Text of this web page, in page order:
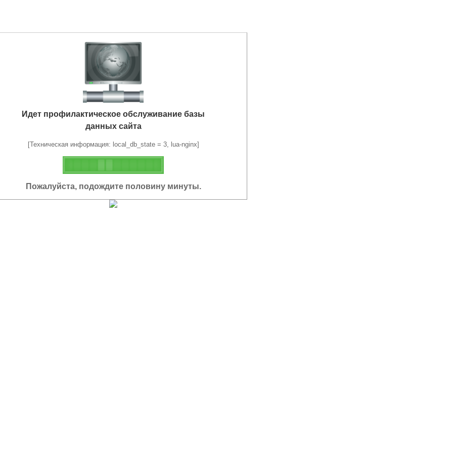
Идет профилактическое обслуживание базы
данных сайта
[Техническая информация: local_db_state = 3, lua-nginx]
Пожалуйста, подождите половину минуты.